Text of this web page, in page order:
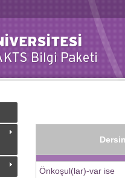
Önkoşul(lar)-var ise